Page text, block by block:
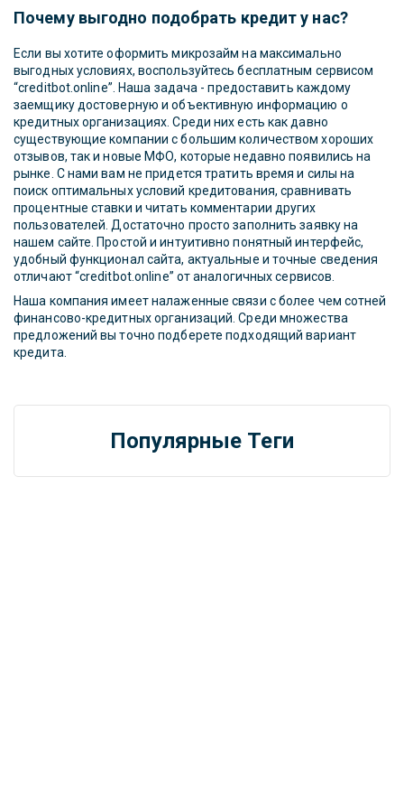
Почему выгодно подобрать кредит у нас?
Если вы хотите оформить микрозайм на максимально
выгодных условиях, воспользуйтесь бесплатным сервисом
“creditbot.online”. Наша задача - предоставить каждому
заемщику достоверную и объективную информацию о
кредитных организациях. Среди них есть как давно
существующие компании с большим количеством хороших
отзывов, так и новые МФО, которые недавно появились на
рынке. С нами вам не придется тратить время и силы на
поиск оптимальных условий кредитования, сравнивать
процентные ставки и читать комментарии других
пользователей. Достаточно просто заполнить заявку на
нашем сайте. Простой и интуитивно понятный интерфейс,
удобный функционал сайта, актуальные и точные сведения
отличают “creditbot.online” от аналогичных сервисов.
Наша компания имеет налаженные связи с более чем сотней
финансово-кредитных организаций. Среди множества
предложений вы точно подберете подходящий вариант
кредита.
Популярные Теги